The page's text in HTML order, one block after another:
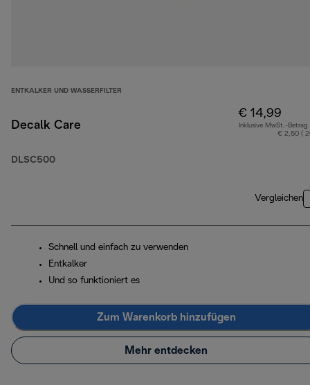
ENTKALKER UND WASSERFILTER
Decalk Care
DLSC500
€ 14,99
Inklusive MwSt.-Betrag
€ 2,50 (
Vergleichen
Schnell und einfach zu verwenden
Entkalker
Und so funktioniert es
Zum Warenkorb hinzufügen
Mehr entdecken